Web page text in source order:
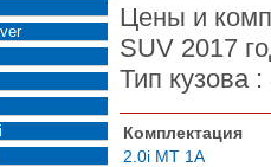
Цены и
SUV 2017
Тип кузова :
Комплектация
2.0i MT 1A